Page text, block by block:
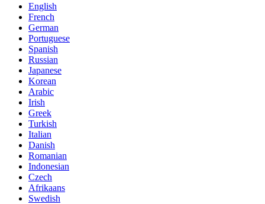
English
French
German
Portuguese
Spanish
Russian
Japanese
Korean
Arabic
Irish
Greek
Turkish
Italian
Danish
Romanian
Indonesian
Czech
Afrikaans
Swedish